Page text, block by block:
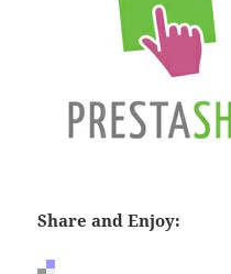
Share and Enjoy: